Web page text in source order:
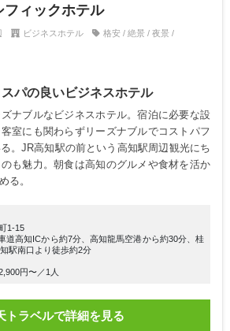
フィックホテル
ビジネスホテル 格安 / 絶景 / 夜景 /
パの良いビジネスホテル
ナブルなビジネスホテル。宿泊に必要な設
室にも関わらずリーズナブルでコストパフ
。JR高知駅の前という高知駅周辺観光にち
も魅力。朝食は高知のグルメや食材を活か
る。
1-15
道高知ICから約7分、高知龍馬空港から約30分、桂
駅南口より徒歩約2分
円〜／1人
トラベルで詳細を見る